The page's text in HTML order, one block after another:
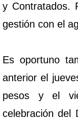
y Contratados.
gestión con el
Es oportuno
anterior el
pesos y el
celebración del